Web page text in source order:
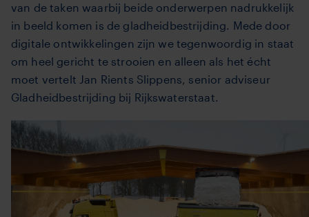
van de taken waarbij beide onderwerpen nadrukkelijk
in beeld komen is de gladheidbestrijding. Mede door
digitale ontwikkelingen zijn we tegenwoordig in staat
om heel gericht te strooien en alleen als het écht
moet vertelt Jan Rients Slippens, senior adviseur
Gladheidbestrijding bij Rijkswaterstaat.